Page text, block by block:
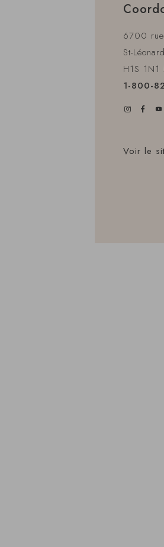
6700 rue
St-Léonard
H1S 1N1
1-800-
Voir le